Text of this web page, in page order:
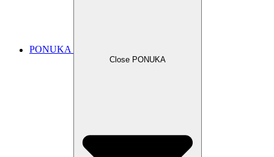
PONUKA
Close PONUKA